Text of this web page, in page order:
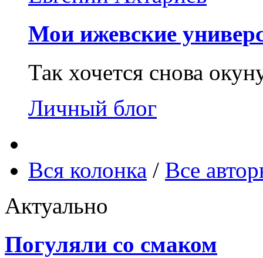
Мои ижевские
Так хочется снова
Личный блог
Вся колонка / Все
Актуально
Погуляли со смаком